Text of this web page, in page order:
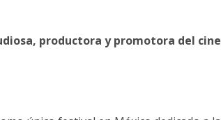
productora y promotora del cine